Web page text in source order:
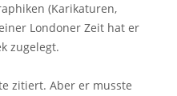
(Karikaturen,
Londoner Zeit hat er
zugelegt.
zitiert. Aber er musste